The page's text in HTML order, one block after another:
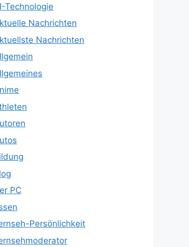
Technologie
Nachrichten
Nachrichten
PC
Persönlichkeit